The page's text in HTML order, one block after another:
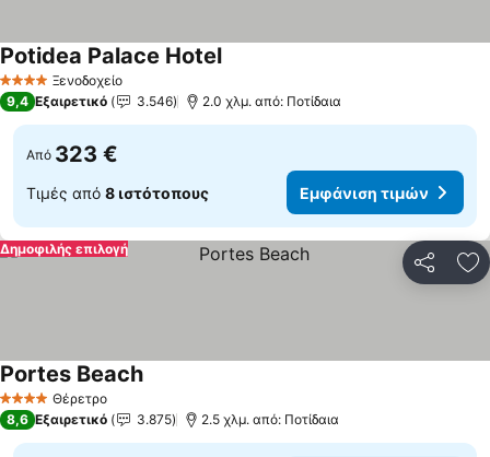
4 ΑστέριαΞενοδοχείο
Potidea Palace Hotel
9,4 Εξαιρετικό 3.546 2.0 χλμ. από: Ποτίδαια
Από 323 €
Τιμές από 8 ιστότοπους Εμφάνιση τιμών
Δημοφιλής επιλογή
4 ΑστέριαΘέρετρο
Portes Beach
8,6 Εξαιρετικό 3.875 2.5 χλμ. από: Ποτίδαια